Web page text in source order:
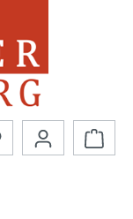
Du hast 0